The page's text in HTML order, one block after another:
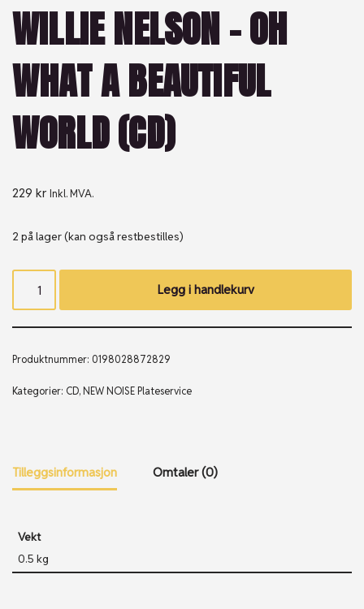
WILLIE NELSON – OH
WHAT A BEAUTIFUL
WORLD (CD)
229 kr Inkl. MVA.
2 på lager (kan også restbestilles)
Legg i handlekurv
Produktnummer: 0198028872829
Kategorier: CD, NEW NOISE Plateservice
Tilleggsinformasjon Omtaler (0)
Vekt
0.5 kg